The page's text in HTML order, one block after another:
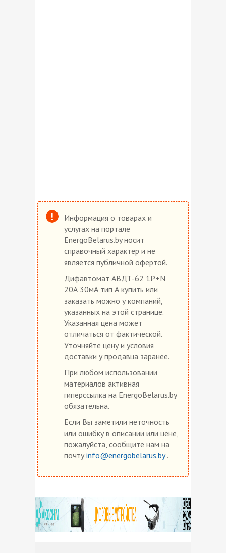
Информация о товарах и
услугах на портале
EnergoBelarus.by носит
справочный характер и не
является публичной офертой.
Дифавтомат АВДТ-62 1P+N
20А 30мА тип А купить или
заказать можно у компаний,
указанных на этой странице.
Указанная цена может
отличаться от фактической.
Уточняйте цену и условия
доставки у продавца заранее.
При любом использовании
материалов активная
гиперссылка на EnergoBelarus.by
обязательна.
Если Вы заметили неточность
или ошибку в описании или цене,
пожалуйста, сообщите нам на
почту info@energobelarus.by.